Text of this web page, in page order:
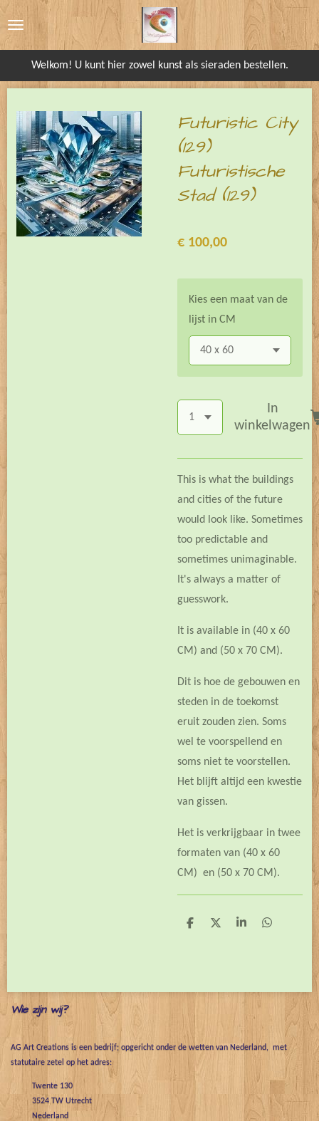
direct
Welkom! U kunt hier zowel kunst als sieraden bestellen.
Futuristic City
(129)
Futuristische
Stad (129)
€ 100,00
Kies een maat van de
lijst in CM
In
winkelwagen
This is what the buildings
and cities of the future
would look like. Sometimes
too predictable and
sometimes unimaginable.
It's always a matter of
guesswork.
It is available in (40 x 60
CM) and (50 x 70 CM).
Dit is hoe de gebouwen en
steden in de toekomst
eruit zouden zien. Soms
wel te voorspellend en
soms niet te voorstellen.
Het blijft altijd een kwestie
van gissen.
Het is verkrijgbaar in twee
formaten van (40 x 60
CM) en (50 x 70 CM).
D
D
S
D
Wie zijn wij?
AG Art Creations is een bedrijf; opgericht onder de wetten van Nederland, met
statutaire zetel op het adres:
Twente 130
3524 TW Utrecht
Nederland